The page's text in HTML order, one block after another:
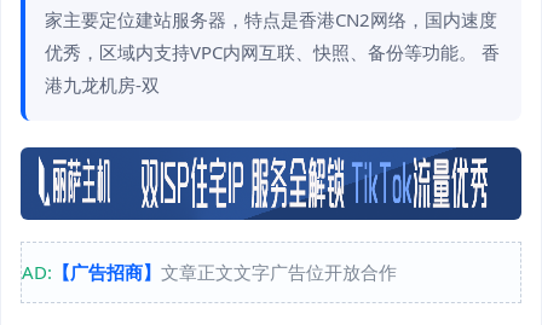
家主要定位建站服务器，特点是香港CN2网络，国内速度
优秀，区域内支持VPC内网互联、快照、备份等功能。 香
港九龙机房-双
AD: 【广告招商】 文章正文文字广告位开放合作